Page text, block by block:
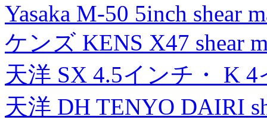
Yasaka M-50 5inch shear
ケンズ KENS X47 shear
天洋 SX 4.5インチ・ K
天洋 DH TENYO DAIRI